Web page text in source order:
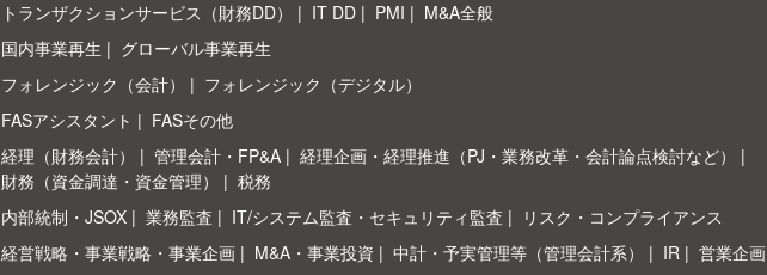
トランザクションサービス（財務DD）
IT DD PMI
M&A全般
国内事業再生
グローバル事業再生
フォレンジック（会計）
フォレンジック（デジタル）
FASアシスタント
FASその他
経理（財務会計） 管理会計・FP&A
経理企画・経理推進（PJ・業務改革・会計論点検討など）
財務（資金調達・資金管理）
税務
内部統制・JSOX 業務監査 IT/システム監査・セキュリティ監査
リスク・コンプライアンス
経営戦略・事業戦略・事業企画 M&A・事業投資 中計・予実管理等（管理会計系） IR
営業企画